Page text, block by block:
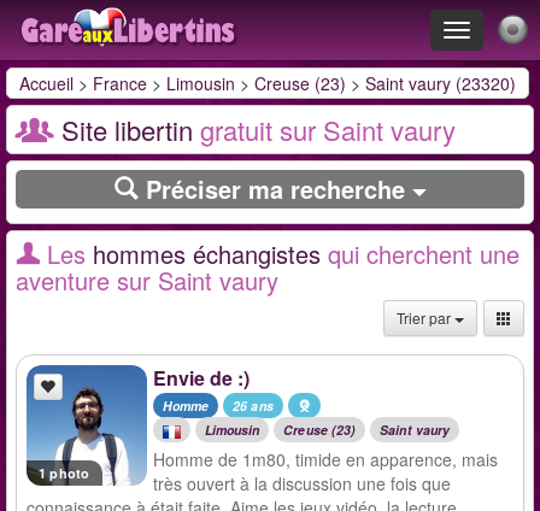
Toggle
navigation
Accueil > France > Limousin > Creuse (23) > Saint vaury (23320)
Site libertin gratuit sur Saint vaury
Préciser ma recherche
Les hommes échangistes qui cherchent une
aventure sur Saint vaury
Trier par
1 photo
Envie de :)
Homme
26 ans
Limousin
Creuse (23) Saint vaury
Homme de 1m80, timide en apparence, mais
très ouvert à la discussion une fois que